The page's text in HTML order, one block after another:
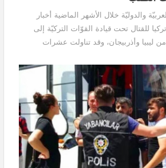
والدوليّة خلال الأشهر الماضية أخبار
للقتال تحت قيادة القوّات التركيّة إلى
ليبيا وأذربيجان، وقد تناولت عشرات